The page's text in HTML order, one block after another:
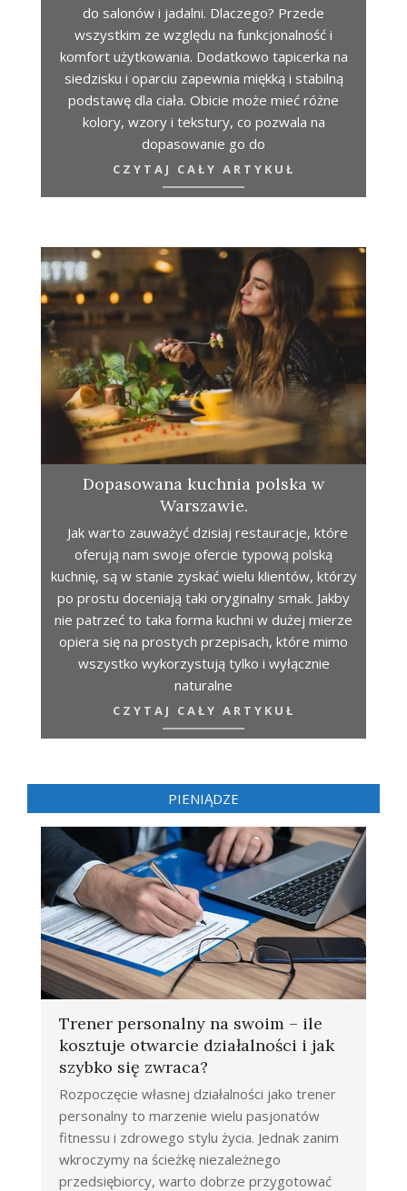
do salonów i jadalni. Dlaczego? Przede
wszystkim ze względu na funkcjonalność i
komfort użytkowania. Dodatkowo tapicerka na
siedzisku i oparciu zapewnia miękką i stabilną
podstawę dla ciała. Obicie może mieć różne
kolory, wzory i tekstury, co pozwala na
dopasowanie go do
CZYTAJ CAŁY ARTYKUŁ
Dopasowana kuchnia polska w
Warszawie.
Jak warto zauważyć dzisiaj restauracje, które
oferują nam swoje ofercie typową polską
kuchnię, są w stanie zyskać wielu klientów, którzy
po prostu doceniają taki oryginalny smak. Jakby
nie patrzeć to taka forma kuchni w dużej mierze
opiera się na prostych przepisach, które mimo
wszystko wykorzystują tylko i wyłącznie
naturalne
CZYTAJ CAŁY ARTYKUŁ
PIENIĄDZE
Trener personalny na swoim – ile
kosztuje otwarcie działalności i jak
szybko się zwraca?
Rozpoczęcie własnej działalności jako trener
personalny to marzenie wielu pasjonatów
fitnessu i zdrowego stylu życia. Jednak zanim
wkroczymy na ścieżkę niezależnego
przedsiębiorcy, warto dobrze przygotować